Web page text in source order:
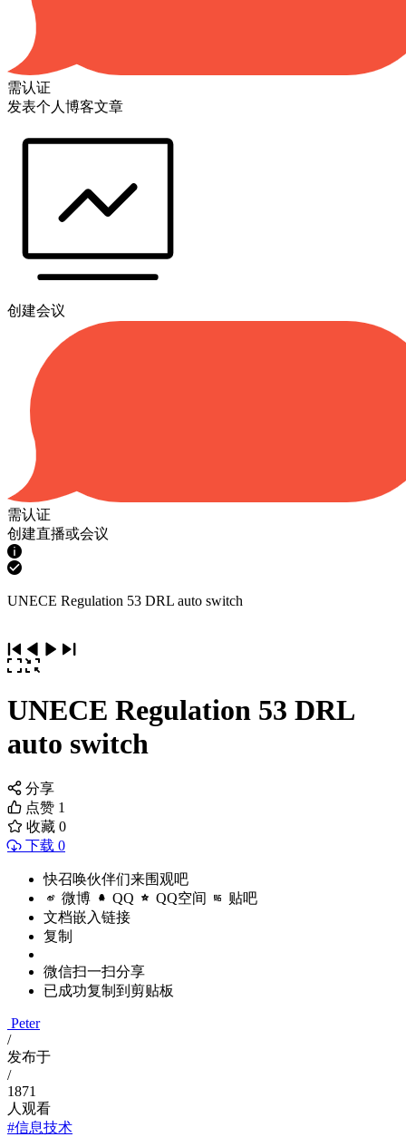
需认证
发表个人博客文章
创建会议
需认证
创建直播或会议
UNECE Regulation 53 DRL auto switch
UNECE Regulation 53 DRL
auto switch
分享
点赞 1
收藏 0
下载 0
快召唤伙伴们来围观吧
微博 QQ QQ空间 贴吧
文档嵌入链接
复制
微信扫一扫分享
已成功复制到剪贴板
Peter
/
发布于
/
1871
人观看
#信息技术